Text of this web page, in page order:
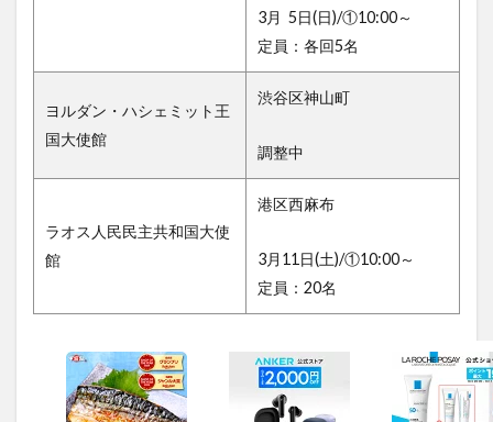
3月 5日(日)/①10:00～
定員：各回5名
ヨルダン・ハシェミット王
国大使館
渋谷区神山町
調整中
ラオス人民民主共和国大使
館
港区西麻布
3月11日(土)/①10:00～
定員：20名